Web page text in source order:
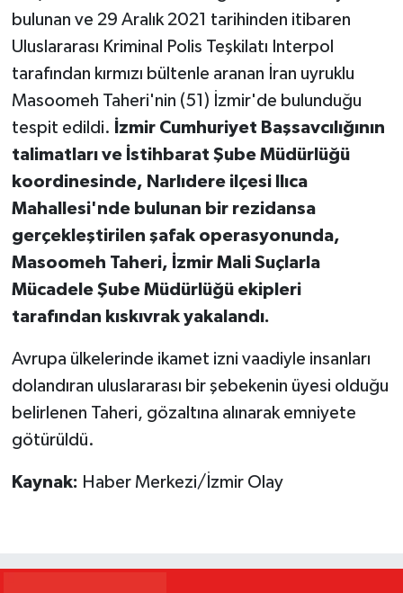
bulunan ve 29 Aralık 2021 tarihinden itibaren
Uluslararası Kriminal Polis Teşkilatı Interpol
tarafından kırmızı bültenle aranan İran uyruklu
Masoomeh Taheri'nin (51) İzmir'de bulunduğu
tespit edildi. İzmir Cumhuriyet Başsavcılığının
talimatları ve İstihbarat Şube Müdürlüğü
koordinesinde, Narlıdere ilçesi Ilıca
Mahallesi'nde bulunan bir rezidansa
gerçekleştirilen şafak operasyonunda,
Masoomeh Taheri, İzmir Mali Suçlarla
Mücadele Şube Müdürlüğü ekipleri
tarafından kıskıvrak yakalandı.
Avrupa ülkelerinde ikamet izni vaadiyle insanları
dolandıran uluslararası bir şebekenin üyesi olduğu
belirlenen Taheri, gözaltına alınarak emniyete
götürüldü.
Kaynak: Haber Merkezi/İzmir Olay